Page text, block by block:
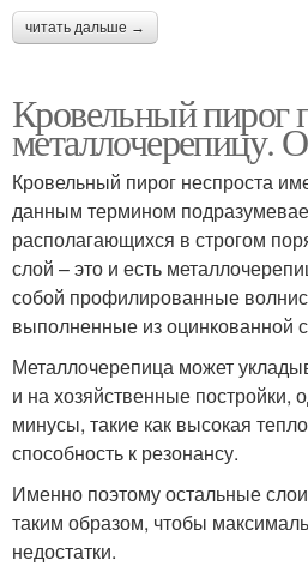
читать дальше →
Кровельный пирог
металлочерепицу.
Кровельный пирог неспроста
данным термином
располагающихся в строгом
слой – это и есть
собой профилированные
выполненные из оцинкованной
Металлочерепица может
и на хозяйственные постройки,
минусы, такие как высокая
способность к резонансу.
Именно поэтому остальные
таким образом, чтобы
недостатки.